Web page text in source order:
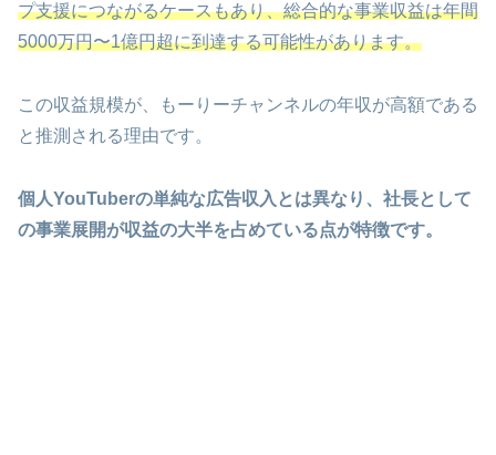
プ支援につながるケースもあり、総合的な事業収益は年間
5000万円〜1億円超に到達する可能性があります。
この収益規模が、もーりーチャンネルの年収が高額である
と推測される理由です。
個人YouTuberの単純な広告収入とは異なり、社長として
の事業展開が収益の大半を占めている点が特徴です。